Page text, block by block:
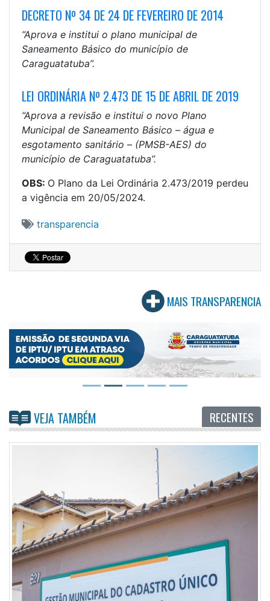
DECRETO Nº 34 DE 24 DE FEVEREIRO DE 2014
“Aprova e institui o plano municipal de
Saneamento Básico do município de
Caraguatatuba”.
LEI ORDINÁRIA Nº 2.473 DE 15 DE ABRIL DE 2019
“Aprova a revisão e institui o novo Plano
Municipal de Saneamento Básico – água e
esgotamento sanitário – (PMSB-AES) do
município de Caraguatatuba”.
OBS: O Plano da Lei Ordinária 2.473/2019 perdeu
a vigência em 20/05/2024.
transparencia
MAIS TRANSPARENCIA
VEJA TAMBÉM RECENTES